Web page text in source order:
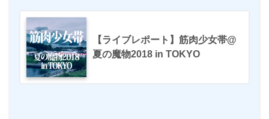
【ライブレポート】筋肉少女帯@
夏の魔物2018 in TOKYO